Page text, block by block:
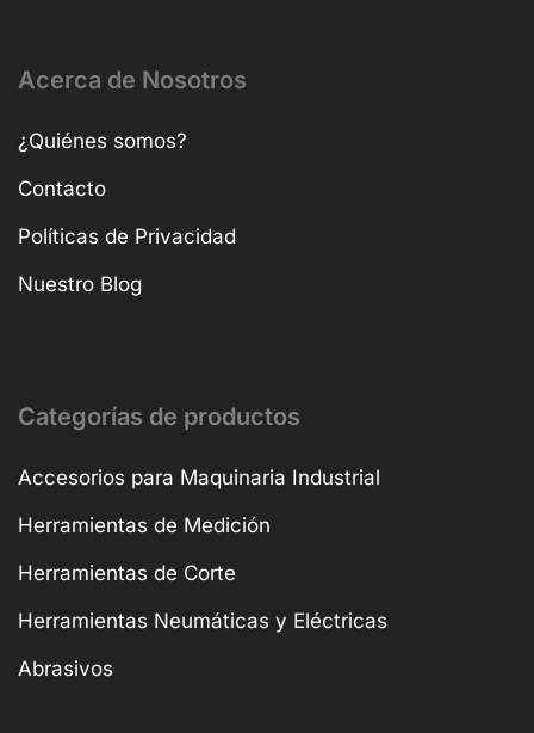
Acerca de Nosotros
¿Quiénes somos?
Contacto
Políticas de Privacidad
Nuestro Blog
Categorías de productos
Accesorios para Maquinaria Industrial
Herramientas de Medición
Herramientas de Corte
Herramientas Neumáticas y Eléctricas
Abrasivos